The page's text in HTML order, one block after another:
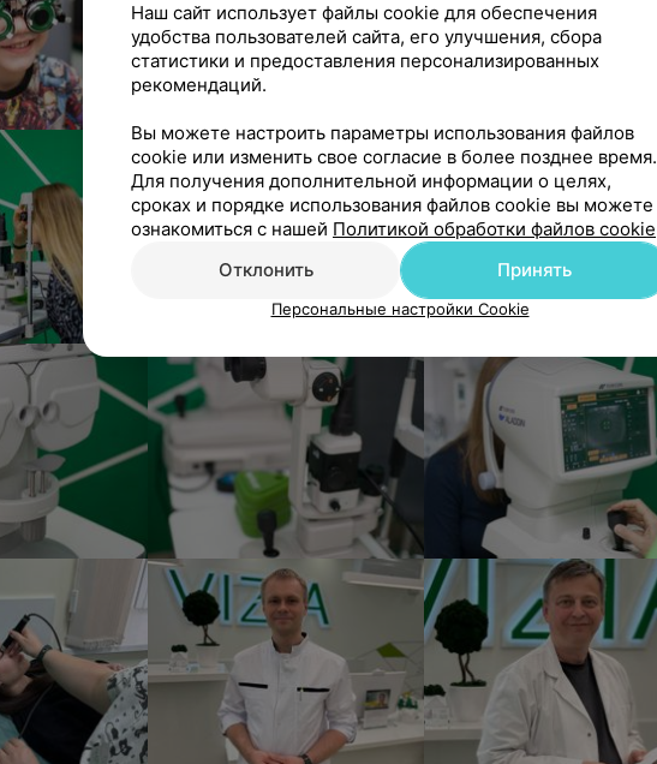
Наш сайт использует файлы cookie для обеспечения
удобства пользователей сайта, его улучшения, сбора
статистики и предоставления персонализированных
рекомендаций.
Вы можете настроить параметры использования файлов
cookie или изменить свое согласие в более позднее время.
Для получения дополнительной информации о целях,
сроках и порядке использования файлов cookie вы можете
ознакомиться с нашей Политикой обработки файлов cookie
Отклонить
Принять
Персональные настройки Cookie